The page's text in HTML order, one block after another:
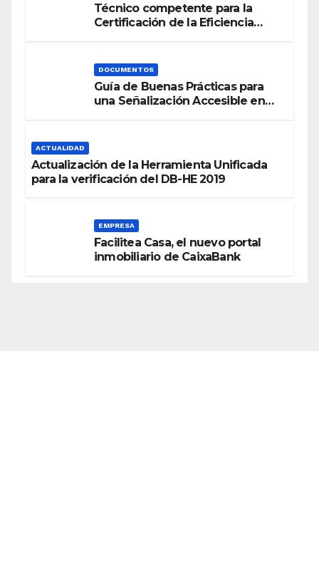
Técnico competente para la
Certificación de la Eficiencia
DOCUMENTOS
Guía de Buenas Prácticas para
una Señalización Accesible en
ACTUALIDAD
Actualización de la Herramienta Unificada
para la verificación del DB-HE 2019
EMPRESA
Facilitea Casa, el nuevo portal
inmobiliario de CaixaBank